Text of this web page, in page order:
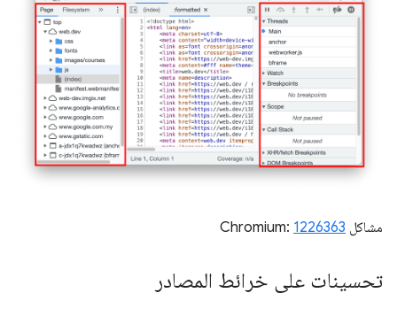
مشاكل Chromium: 1226363
تحسينات على خرائط المصادر